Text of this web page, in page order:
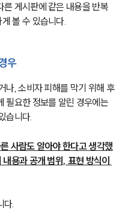
게시판에 같은 내용을 반복
볼 수 있습니다.
우
나, 소비자 피해를 막기 위해 후
필요한 정보를 알린 경우에는
습니다.
사람도 알아야 한다고 생각했
용과 공개 범위, 표현 방식이
다.